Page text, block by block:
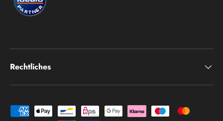
Rechtliches
Zahlungsmethoden